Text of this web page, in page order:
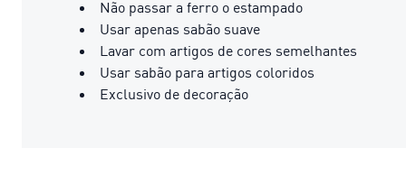
Não passar a ferro o estampado
Usar apenas sabão suave
Lavar com artigos de cores semelhantes
Usar sabão para artigos coloridos
Exclusivo de decoração